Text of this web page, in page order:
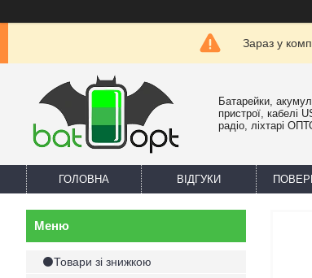
Зараз у
Батарейки,
пристрої, кабелі
радіо, ліхтарі
ГОЛОВНА ВІДГУКИ
⚫Товари зі знижкою